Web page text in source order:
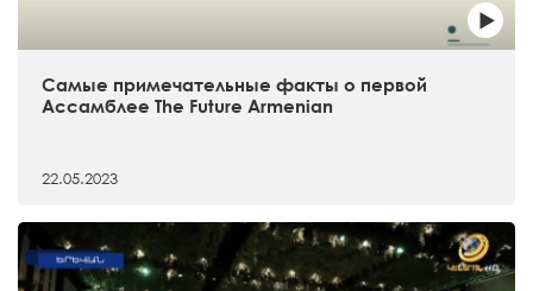
Самые примечательные факты о первой
Ассамблее The Future Armenian
22.05.2023